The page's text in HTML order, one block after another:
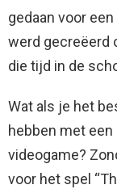
gedaan voor
werd gecreëerd
die tijd in de
Wat als je het
hebben met
videogame?
voor het spel